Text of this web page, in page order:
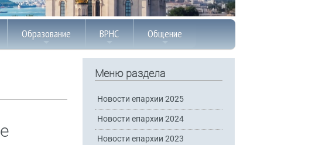
Образование ВРНС Общение
Меню раздела
Новости епархии 2025
Новости епархии 2024
Новости епархии 2023